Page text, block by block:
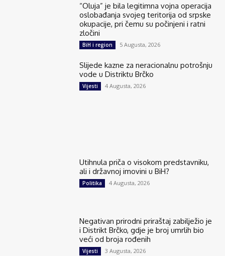
“Oluja” je bila legitimna vojna operacija
oslobađanja svojeg teritorija od srpske
okupacije, pri čemu su počinjeni i ratni
zločini
BiH i region 5 Augusta, 2026
Slijede kazne za neracionalnu potrošnju
vode u Distriktu Brčko
Vijesti 4 Augusta, 2026
Utihnula priča o visokom predstavniku,
ali i državnoj imovini u BiH?
Politika 4 Augusta, 2026
Negativan prirodni priraštaj zabilježio je
i Distrikt Brčko, gdje je broj umrlih bio
veći od broja rođenih
Vijesti 3 Augusta, 2026